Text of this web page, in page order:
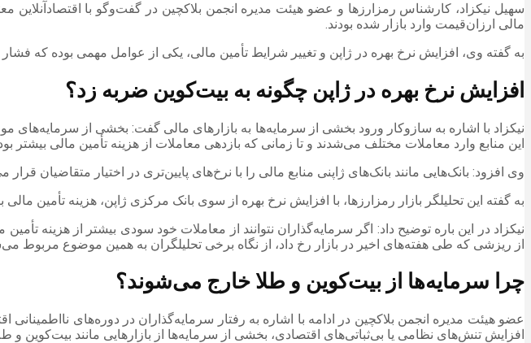
سهیل نیکزاد، کارشناس رمزارزها و عضو هیئت مدیره انجمن بلاکچین در گفت‌وگو با
مالی ارزان‌قیمت وارد بازار شده بودند.
به گفته وی، افزایش نرخ بهره در ژاپن و تغییر شرایط تأمین مالی، یکی از عوامل مهمی بوده که
افزایش نرخ بهره در ژاپن چگونه به بیت‌کوین ضربه زد؟
نیکزاد با اشاره به سازوکار ورود بخشی از سرمایه‌ها به بازارهای مالی گفت: بخشی از سرمایه‌های
این منابع وارد معاملات مختلف می‌شدند و تا زمانی که بازدهی معاملات از هزینه تأمین مالی بیشتر
وی افزود: بانک‌هایی مانند بانک‌های ژاپنی منابع مالی را با نرخ‌های پایین‌تری در اختیار متقاضیان
به گفته این تحلیلگر بازار رمزارزها، با افزایش نرخ بهره از سوی بانک مرکزی ژاپن، هزینه تأمین
نیکزاد در این باره توضیح داد: اگر سرمایه‌گذاران نتوانند از معاملات خود سودی بیشتر از هزینه
از ریزشی که طی هفته‌های اخیر در بازار رخ داد، از نگاه برخی تحلیلگران به همین موضوع مربوط
چرا سرمایه‌ها از بیت‌کوین و طلا خارج می‌شوند؟
عضو هیئت مدیره انجمن بلاکچین در ادامه با اشاره به رفتار سرمایه‌گذاران در دوره‌های
افزایش تنش‌های نظامی یا بی‌ثباتی‌های اقتصادی، بخشی از سرمایه‌ها از بازارهایی مانند بیت‌کوین و